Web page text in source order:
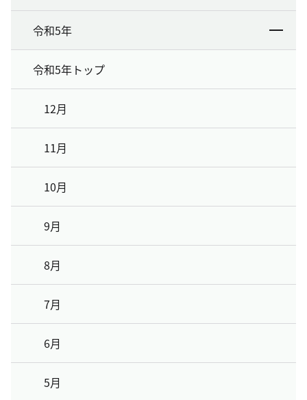
令和5年
令和5年トップ
12月
11月
10月
9月
8月
7月
6月
5月